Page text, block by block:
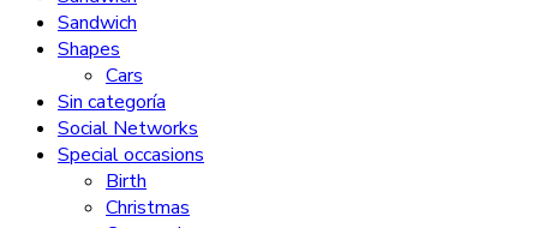
Sandwich
Shapes
Cars
Sin categoría
Social Networks
Special occasions
Birth
Christmas